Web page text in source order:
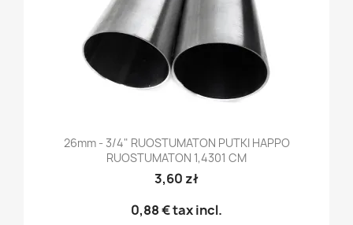
26mm - 3/4" RUOSTUMATON PUTKI HAPPO
RUOSTUMATON 1,4301 CM
3,60 zł
0,88 €tax incl.